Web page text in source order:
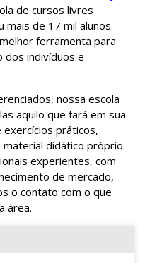
de cursos livres
de 17 mil alunos.
ferramenta para
dos indivíduos e
nossa escola
aquilo que fará em sua
práticos,
material didático próprio
experientes, com
de mercado,
o contato com o que
área.